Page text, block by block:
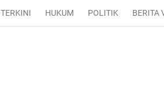
TERKINI HUKUM POLITIK BERITA